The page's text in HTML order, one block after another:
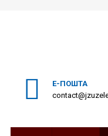
УСЛУГИ
Е-ПОШТА
Пребарајте